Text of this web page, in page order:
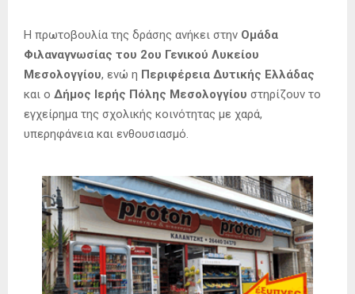
Η πρωτοβουλία της δράσης ανήκει στην Ομάδα
Φιλαναγνωσίας του 2ου Γενικού Λυκείου
Μεσολογγίου, ενώ η Περιφέρεια Δυτικής Ελλάδας
και ο Δήμος Ιερής Πόλης Μεσολογγίου στηρίζουν το
εγχείρημα της σχολικής κοινότητας με χαρά,
υπερηφάνεια και ενθουσιασμό.